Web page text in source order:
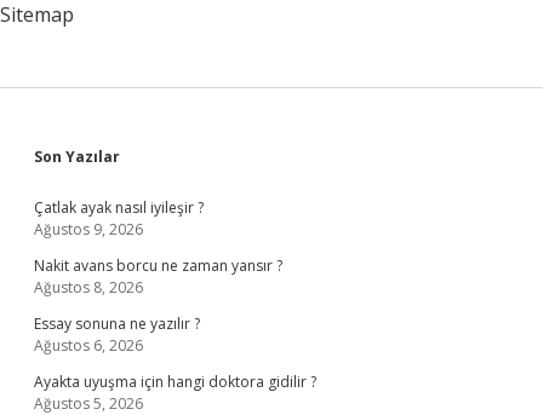
Sitemap
Sidebar
Son Yazılar
Çatlak ayak nasıl iyileşir ?
Ağustos 9, 2026
Nakit avans borcu ne zaman yansır ?
Ağustos 8, 2026
Essay sonuna ne yazılır ?
Ağustos 6, 2026
Ayakta uyuşma için hangi doktora gidilir ?
Ağustos 5, 2026